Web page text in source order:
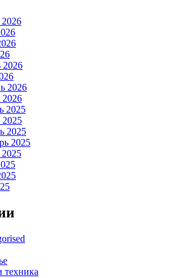
2026
2026
2026
2025
2025
2025
2025
техника